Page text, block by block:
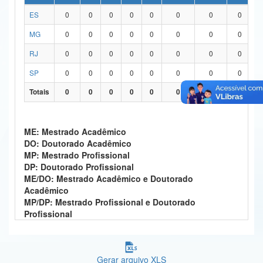
Ministério da Ciência, Tecnologia, Inovações e Comunicações
Ministério do Meio Ambiente
Ministério do Turismo
Ministério do Desenvolvimento Regional
Ministério da Mulher, da Família e dos Direitos Humanos
Secretaria-Geral
Secretaria de Governo
Gabinete de Segurança Institucional
ES
0 0 0 0 0 0 0 0
MG
0 0 0 0 0 0 0 0
RJ
0 0 0 0 0 0 0 0
SP
0 0 0 0 0 0 0 0
Totais
0 0 0 0 0 0 0 0
ME: Mestrado Acadêmico
DO: Doutorado Acadêmico
MP: Mestrado Profissional
DP: Doutorado Profissional
ME/DO: Mestrado Acadêmico e Doutorado
Acadêmico
MP/DP: Mestrado Profissional e Doutorado
Profissional
Gerar arquivo XLS